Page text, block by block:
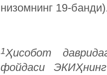
низомнинг 19-
1Ҳисобот
фойдаси
ЭКИҲнинг